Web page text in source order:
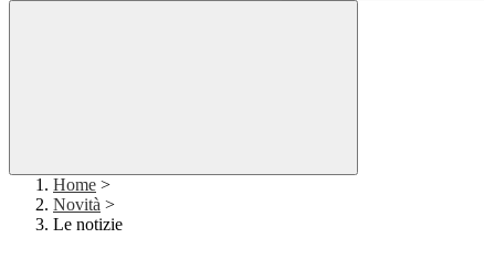
Home >
Novità >
Le notizie